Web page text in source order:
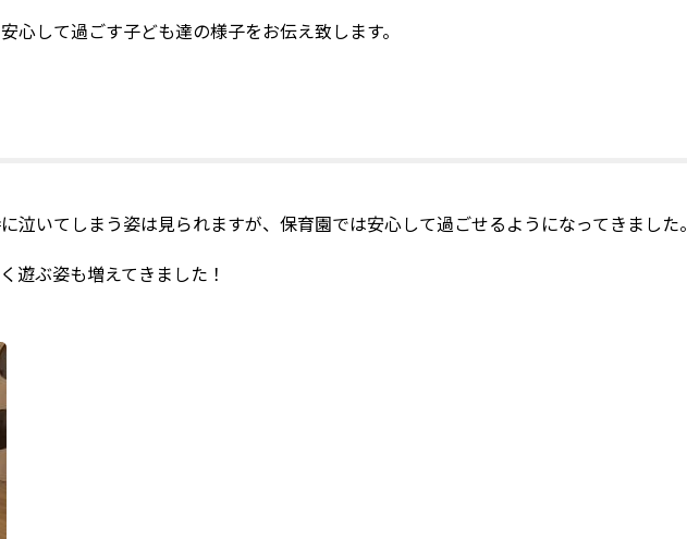
心して過ごす子ども達の様子をお伝え致します。
泣いてしまう姿は見られますが、保育園では安心して過ごせるようになってきました。
遊ぶ姿も増えてきました！